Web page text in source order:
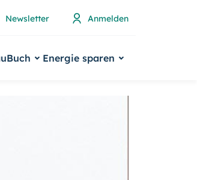
Newsletter Anmelden
Energie sparen